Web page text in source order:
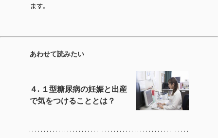
ます。
あわせて読みたい
４. １型糖尿病の妊娠と出産
で気をつけることとは？